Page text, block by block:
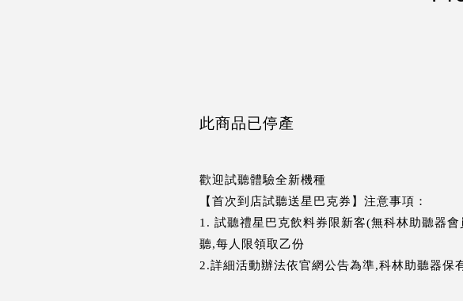
此商品已停產
歡迎試聽體驗全新機種
【首次到店試聽送星巴克券】注意事項：
1. 試聽禮星巴克飲料券限新客(無科林助聽器
聽,每人限領取乙份
2.詳細活動辦法依官網公告為準,科林助聽器保